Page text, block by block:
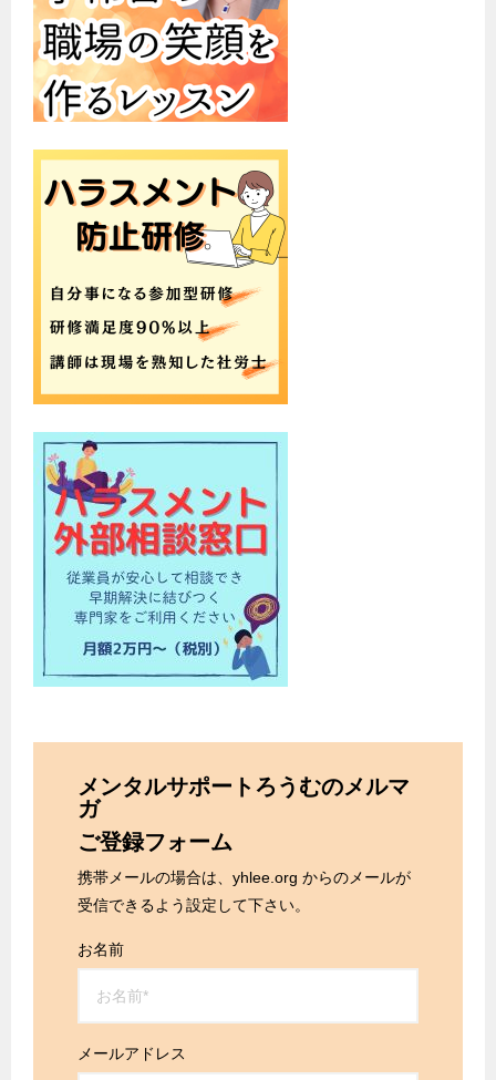
メンタルサポートろうむのメルマ
ガ
ご登録フォーム
携帯メールの場合は、yhlee.org からのメールが
受信できるよう設定して下さい。
お名前
メールアドレス